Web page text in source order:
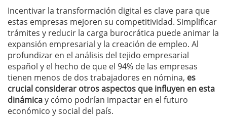
Incentivar la transformación digital es clave para que
estas empresas mejoren su competitividad. Simplificar
trámites y reducir la carga burocrática puede animar la
expansión empresarial y la creación de empleo. Al
profundizar en el análisis del tejido empresarial
español y el hecho de que el 94% de las empresas
tienen menos de dos trabajadores en nómina, es
crucial considerar otros aspectos que influyen en esta
dinámicay cómo podrían impactar en el futuro
económico y social del país.